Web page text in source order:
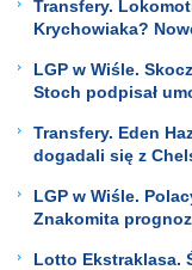
Transfery.
Krychowiaka?
LGP w Wiśle.
Stoch podpisał
Transfery. Eden
dogadali się z
LGP w Wiśle.
Znakomita
Lotto Ekstraklasa.